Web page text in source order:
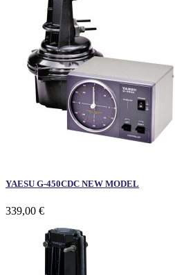
YAESU G-450CDC NEW MODEL
339,00 €